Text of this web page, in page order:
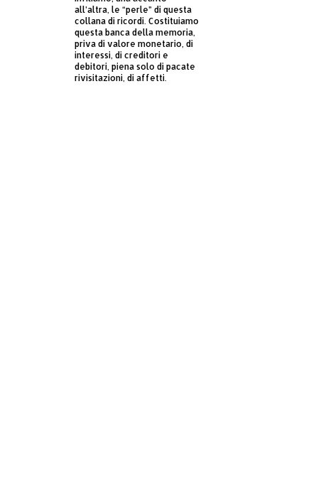
all’altra, le “perle” di questa
collana di ricordi. Costituiamo
questa banca della memoria,
priva di valore monetario, di
interessi, di creditori e
debitori, piena solo di pacate
rivisitazioni, di affetti.